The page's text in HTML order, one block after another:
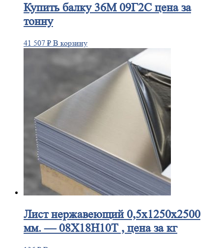
Купитьбалку 36М 09Г2С цена за
тонну
41 507 ₽ В корзину
Листнержавеющий 0,5x1250x2500
мм. — 08Х18Н10Т , цена за кг